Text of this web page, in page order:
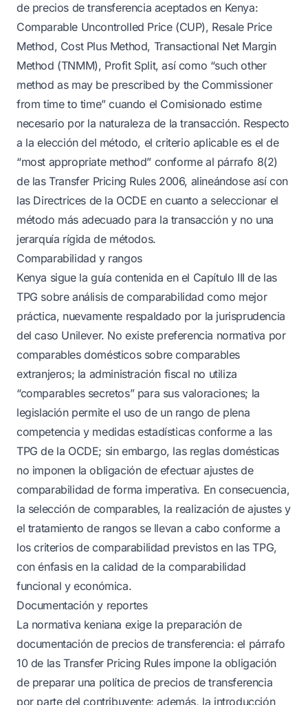
de precios de transferencia aceptados en Kenya:
Comparable Uncontrolled Price (CUP), Resale Price
Method, Cost Plus Method, Transactional Net Margin
Method (TNMM), Profit Split, así como “such other
method as may be prescribed by the Commissioner
from time to time” cuando el Comisionado estime
necesario por la naturaleza de la transacción. Respecto
a la elección del método, el criterio aplicable es el de
“most appropriate method” conforme al párrafo 8(2)
de las Transfer Pricing Rules 2006, alineándose así con
las Directrices de la OCDE en cuanto a seleccionar el
método más adecuado para la transacción y no una
jerarquía rígida de métodos.
Comparabilidad y rangos
Kenya sigue la guía contenida en el Capítulo III de las
TPG sobre análisis de comparabilidad como mejor
práctica, nuevamente respaldado por la jurisprudencia
del caso Unilever. No existe preferencia normativa por
comparables domésticos sobre comparables
extranjeros; la administración fiscal no utiliza
“comparables secretos” para sus valoraciones; la
legislación permite el uso de un rango de plena
competencia y medidas estadísticas conforme a las
TPG de la OCDE; sin embargo, las reglas domésticas
no imponen la obligación de efectuar ajustes de
comparabilidad de forma imperativa. En consecuencia,
la selección de comparables, la realización de ajustes y
el tratamiento de rangos se llevan a cabo conforme a
los criterios de comparabilidad previstos en las TPG,
con énfasis en la calidad de la comparabilidad
funcional y económica.
Documentación y reportes
La normativa keniana exige la preparación de
documentación de precios de transferencia: el párrafo
10 de las Transfer Pricing Rules impone la obligación
de preparar una política de precios de transferencia
por parte del contribuyente; además, la introducción